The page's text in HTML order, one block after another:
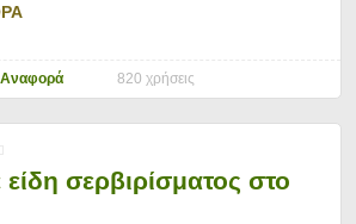
Αναφορά 820 χρήσεις
σερβιρίσματος στο